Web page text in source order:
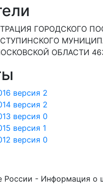
ГОРОДСКОГО
ОБЛАСТИ
версия 2
версия 2
версия 0
версия 1
версия 0
России - Информация о